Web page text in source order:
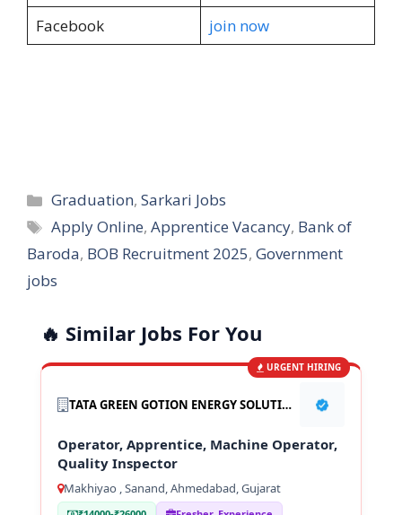
Facebook
join now
Categories
Graduation,Sarkari Jobs
Tags
Apply Online,Apprentice Vacancy, Bank of
Baroda, BOB Recruitment 2025, Government
jobs
🔥 Similar Jobs For You
URGENT HIRING
TATA GREEN GOTION ENERGY SOLUTION PVT LTD
Operator, Apprentice, Machine Operator,
Quality Inspector
Makhiyao , Sanand, Ahmedabad, Gujarat